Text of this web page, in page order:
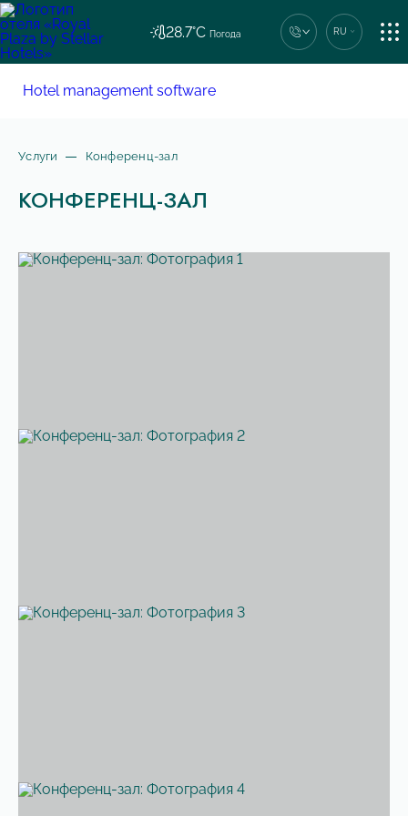
28.7°C Погода
Единый номер сети
RU
ПРОЖИВАНИЕ
Hotel management software
Услуги Конференц-зал
КОНФЕРЕНЦ-ЗАЛ